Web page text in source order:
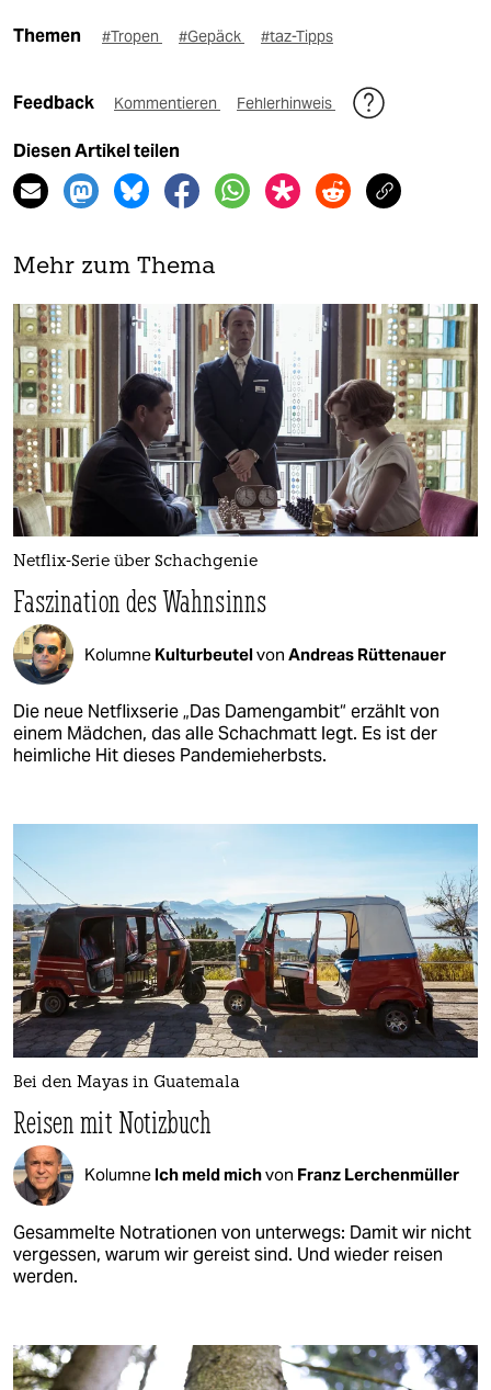
Themen #Tropen #Gepäck #taz-Tipps
Feedback Kommentieren Fehlerhinweis
Diesen Artikel teilen
Mehr zum Thema
Netflix-Serie über Schachgenie
Faszination des Wahnsinns
Kolumne Kulturbeutelvon Andreas Rüttenauer
Die neue Netflixserie „Das Damengambit“ erzählt von
einem Mädchen, das alle Schachmatt legt. Es ist der
heimliche Hit dieses Pandemieherbsts.
Bei den Mayas in Guatemala
Reisen mit Notizbuch
Kolumne Ich meld michvon Franz Lerchenmüller
Gesammelte Notrationen von unterwegs: Damit wir nicht
vergessen, warum wir gereist sind. Und wieder reisen
werden.